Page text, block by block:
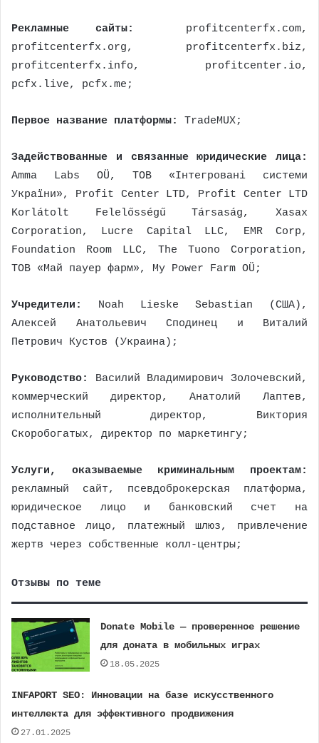
Рекламные сайты:
profitcenterfx.com,
profitcenterfx.org, profitcenterfx.biz,
profitcenterfx.info, profitcenter.io,
pcfx.live, pcfx.me;
Первое название платформы: TradeMUX;
Задействованные и связанные юридические лица:
Amma Labs OÜ, ТОВ «Інтегровані системи
України», Profit Center LTD, Profit Center LTD
Korlátolt Felelősségű Társaság, Xasax
Corporation, Lucre Capital LLC, EMR Corp,
Foundation Room LLC, The Tuono Corporation,
ТОВ «Май пауер фарм», My Power Farm OÜ;
Учредители:
Noah Lieske Sebastian (США),
Алексей Анатольевич Сподинец и Виталий
Петрович Кустов (Украина);
Руководство:
Василий Владимирович Золочевский,
коммерческий директор, Анатолий Лаптев,
исполнительный директор, Виктория
Скоробогатых, директор по маркетингу;
Услуги, оказываемые криминальным проектам:
рекламный сайт, псевдоброкерская платформа,
юридическое лицо и банковский счет на
подставное лицо, платежный шлюз, привлечение
жертв через собственные колл-центры;
Отзывы по теме
Donate Mobile — проверенное решение
для доната в мобильных играх
18.05.2025
INFAPORT SEO: Инновации на базе искусственного
интеллекта для эффективного продвижения
27.01.2025